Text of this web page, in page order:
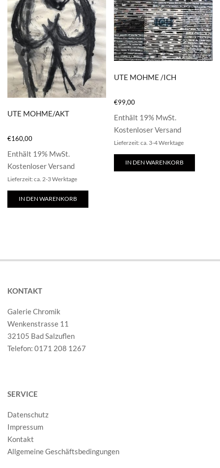
UTE MOHME/AKT
€160,00
Enthält 19% MwSt.
Kostenloser Versand
Lieferzeit: ca. 2-3 Werktage
IN DEN WARENKORB
UTE MOHME /ICH
€99,00
Enthält 19% MwSt.
Kostenloser Versand
Lieferzeit: ca. 3-4 Werktage
IN DEN WARENKORB
KONTAKT
Galerie Chromik
Wenkenstrasse 11
32105 Bad Salzuflen
Telefon: 0171 208 1267
SERVICE
Datenschutz
Impressum
Kontakt
Allgemeine Geschäftsbedingungen